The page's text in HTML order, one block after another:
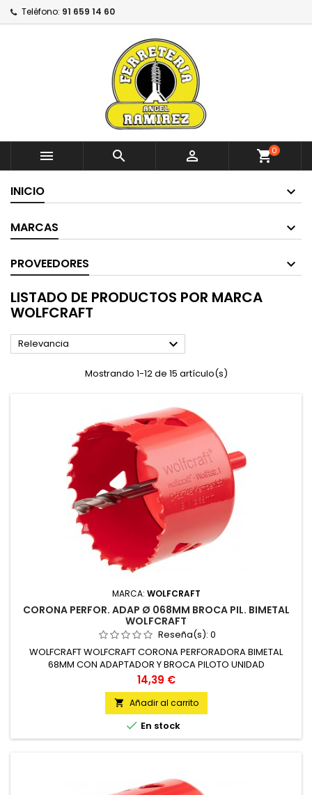
Teléfono: 91 659 14 60
   shopping_cart0
INICIO
MARCAS
PROVEEDORES
LISTADO DE PRODUCTOS POR MARCA
WOLFCRAFT
Relevancia 
Mostrando 1-12 de 15 artículo(s)
MARCA: WOLFCRAFT
CORONA PERFOR. ADAP Ø 068MM BROCA PIL. BIMETAL
WOLFCRAFT
Reseña(s): 0
WOLFCRAFT WOLFCRAFT CORONA PERFORADORA BIMETAL
68MM CON ADAPTADOR Y BROCA PILOTO UNIDAD
Precio
14,39 €
 Añadir al carrito
 En stock